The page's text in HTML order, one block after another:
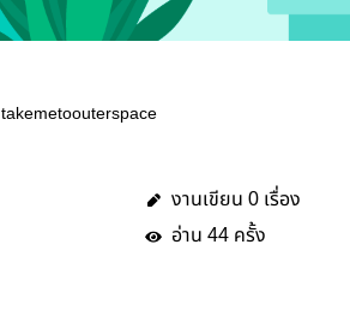
takemetoouterspace
งานเขียน 0 เรื่อง
อ่าน 44 ครั้ง